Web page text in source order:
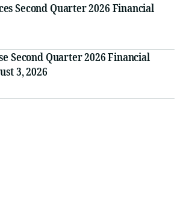
Second Quarter 2026 Financial
Second Quarter 2026 Financial
3, 2026